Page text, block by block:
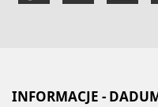
INFORMACJE -